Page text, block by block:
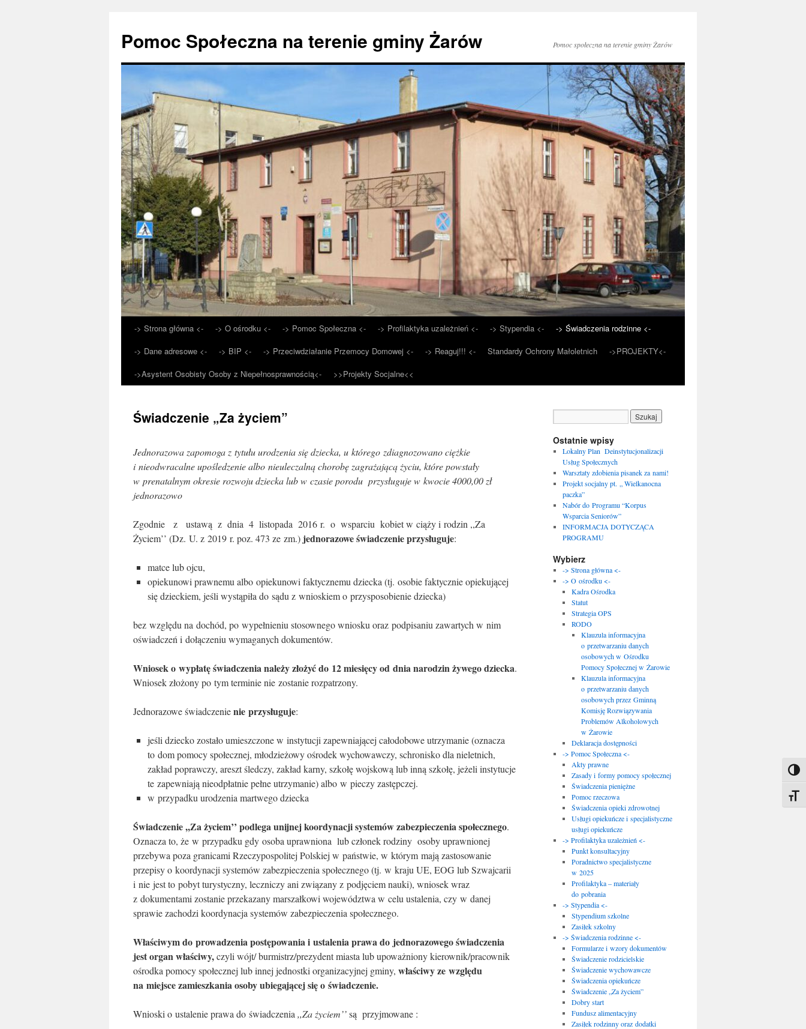
Pomoc Społeczna na terenie gminy Żarów Pomoc społeczna na terenie gminy Żarów
Przejdź
treści
-> Strona główna <- -> O ośrodku <- -> Pomoc Społeczna <- -> Profilaktyka uzależnień <- -> Stypendia <-
-> Świadczenia rodzinne <-
-> Dane adresowe <-
-> BIP <- -> Przeciwdziałanie Przemocy Domowej <- -> Reaguj!!! <- Standardy Ochrony Małoletnich
->PROJEKTY<-
->Asystent Osobisty Osoby z Niepełnosprawnością<-
>>Projekty Socjalne<<
Świadczenie „Za życiem”
Jednorazowa zapomoga z tytułu urodzenia się dziecka, u którego zdiagnozowano ciężkie
i nieodwracalne upośledzenie albo nieuleczalną chorobę zagrażającą życiu, które powstały
w prenatalnym okresie rozwoju dziecka lub w czasie porodu przysługuje w kwocie 4000,00 zł
jednorazowo
Zgodnie z ustawą z dnia 4 listopada 2016 r. o wsparciu kobiet w ciąży i rodzin ,,Za
Życiem’’ (Dz. U. z 2019 r. poz. 473 ze zm.) jednorazowe świadczenie przysługuje:
matce lub ojcu,
opiekunowi prawnemu albo opiekunowi faktycznemu dziecka (tj. osobie faktycznie opiekującej
się dzieckiem, jeśli wystąpiła do sądu z wnioskiem o przysposobienie dziecka)
bez względu na dochód, po wypełnieniu stosownego wniosku oraz podpisaniu zawartych w nim
oświadczeń i dołączeniu wymaganych dokumentów.
Wniosek o wypłatę świadczenia należy złożyć do 12 miesięcy od dnia narodzin żywego dziecka.
Wniosek złożony po tym terminie nie zostanie rozpatrzony.
Jednorazowe świadczenienie przysługuje:
jeśli dziecko zostało umieszczone w instytucji zapewniającej całodobowe utrzymanie (oznacza
to dom pomocy społecznej, młodzieżowy ośrodek wychowawczy, schronisko dla nieletnich,
zakład poprawczy, areszt śledczy, zakład karny, szkołę wojskową lub inną szkołę, jeżeli instytucje
te zapewniają nieodpłatnie pełne utrzymanie) albo w pieczy zastępczej.
w przypadku urodzenia martwego dziecka
Świadczenie ,,Za życiem’’ podlega unijnej koordynacji systemów zabezpieczenia społecznego.
Oznacza to, że w przypadku gdy osoba uprawniona lub członek rodziny osoby uprawnionej
przebywa poza granicami Rzeczypospolitej Polskiej w państwie, w którym mają zastosowanie
przepisy o koordynacji systemów zabezpieczenia społecznego (tj. w kraju UE, EOG lub Szwajcarii
i nie jest to pobyt turystyczny, leczniczy ani związany z podjęciem nauki), wniosek wraz
z dokumentami zostanie przekazany marszałkowi województwa w celu ustalenia, czy w danej
sprawie zachodzi koordynacja systemów zabezpieczenia społecznego.
Właściwym do prowadzenia postępowania i ustalenia prawa do jednorazowego świadczenia
jest organ właściwy,czyli wójt/ burmistrz/prezydent miasta lub upoważniony kierownik/pracownik
ośrodka pomocy społecznej lub innej jednostki organizacyjnej gminy, właściwy ze względu
na miejsce zamieszkania osoby ubiegającej się o świadczenie.
Wnioski o ustalenie prawa do świadczenia ,,Za życiem’’są przyjmowane :
Ostatnie wpisy
Lokalny Plan Deinstytucjonalizacji
Usług Społecznych
Warsztaty zdobienia pisanek za nami!
Projekt socjalny pt. „ Wielkanocna
paczka”
Nabór do Programu “Korpus
Wsparcia Seniorów”
INFORMACJA DOTYCZĄCA
PROGRAMU
Wybierz
-> Strona główna <-
-> O ośrodku <-
Kadra Ośrodka
Statut
Strategia OPS
RODO
Klauzula informacyjna
o przetwarzaniu danych
osobowych w Ośrodku
Pomocy Społecznej w Żarowie
Klauzula informacyjna
o przetwarzaniu danych
osobowych przez Gminną
Komisję Rozwiązywania
Problemów Alkoholowych
w Żarowie
Deklaracja dostępności
-> Pomoc Społeczna <-
Akty prawne
Zasady i formy pomocy społecznej
Świadczenia pieniężne
Pomoc rzeczowa
Świadczenia opieki zdrowotnej
Usługi opiekuńcze i specjalistyczne
usługi opiekuńcze
-> Profilaktyka uzależnień <-
Punkt konsultacyjny
Poradnictwo specjalistyczne
w 2025
Profilaktyka – materiały
do pobrania
-> Stypendia <-
Stypendium szkolne
Zasiłek szkolny
-> Świadczenia rodzinne <-
Formularze i wzory dokumentów
Świadczenie rodzicielskie
Świadczenie wychowawcze
Świadczenia opiekuńcze
Świadczenie „Za życiem”
Dobry start
Fundusz alimentacyjny
Zasiłek rodzinny oraz dodatki